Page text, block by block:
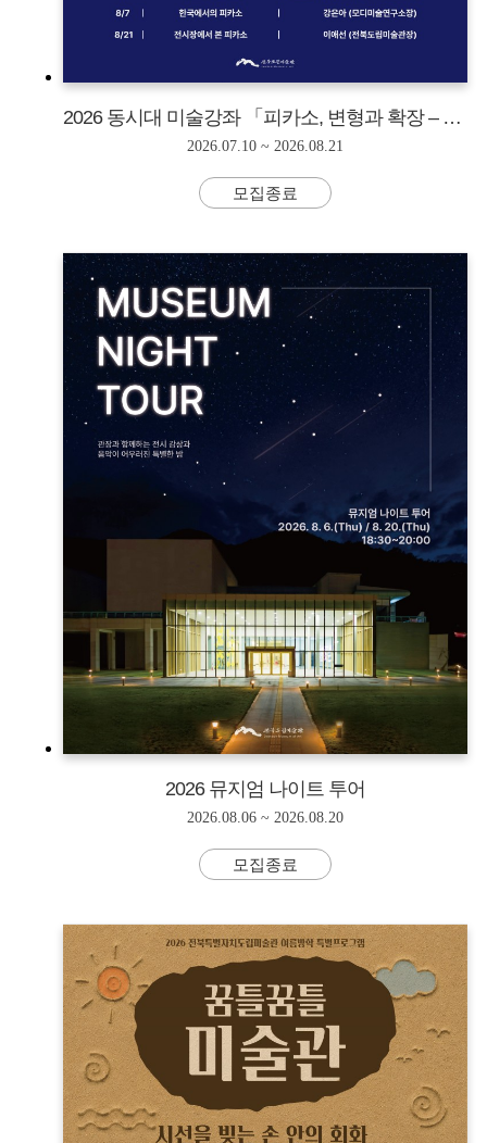
2026 동시대 미술강좌 「피카소, 변형과 확장 – 교차하는 시선들」
2026.07.10 ~ 2026.08.21
모집종료
2026 뮤지엄 나이트 투어
2026.08.06 ~ 2026.08.20
모집종료